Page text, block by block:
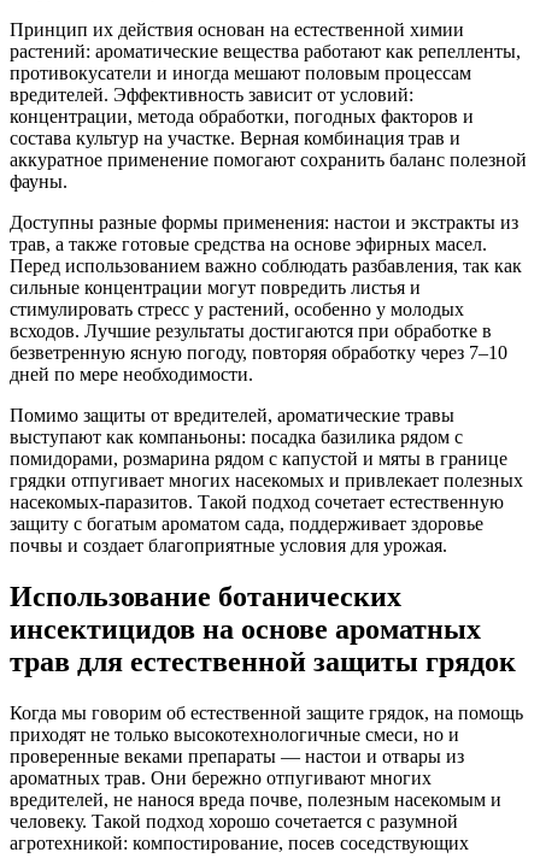
Принцип их действия основан на естественной химии
растений: ароматические вещества работают как репелленты,
противокусатели и иногда мешают половым процессам
вредителей. Эффективность зависит от условий:
концентрации, метода обработки, погодных факторов и
состава культур на участке. Верная комбинация трав и
аккуратное применение помогают сохранить баланс полезной
фауны.
Доступны разные формы применения: настои и экстракты из
трав, а также готовые средства на основе эфирных масел.
Перед использованием важно соблюдать разбавления, так как
сильные концентрации могут повредить листья и
стимулировать стресс у растений, особенно у молодых
всходов. Лучшие результаты достигаются при обработке в
безветренную ясную погоду, повторяя обработку через 7–10
дней по мере необходимости.
Помимо защиты от вредителей, ароматические травы
выступают как компаньоны: посадка базилика рядом с
помидорами, розмарина рядом с капустой и мяты в границе
грядки отпугивает многих насекомых и привлекает полезных
насекомых-паразитов. Такой подход сочетает естественную
защиту с богатым ароматом сада, поддерживает здоровье
почвы и создает благоприятные условия для урожая.
Использование ботанических
инсектицидов на основе ароматных
трав для естественной защиты грядок
Когда мы говорим об естественной защите грядок, на помощь
приходят не только высокотехнологичные смеси, но и
проверенные веками препараты — настои и отвары из
ароматных трав. Они бережно отпугивают многих
вредителей, не нанося вреда почве, полезным насекомым и
человеку. Такой подход хорошо сочетается с разумной
агротехникой: компостирование, посев соседствующих